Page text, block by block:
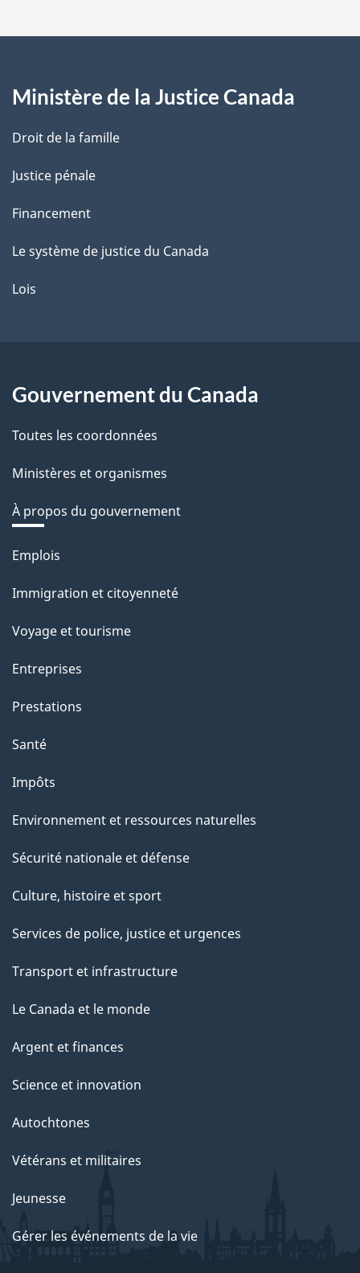
a
e
Ministère de la Justice Canada
Droit de la famille
Justice pénale
Financement
Le système de justice du Canada
Lois
Gouvernement du Canada
Toutes les coordonnées
Ministères et organismes
À propos du gouvernement
Thèmes
sujets
Emplois
Immigration et citoyenneté
Voyage et tourisme
Entreprises
Prestations
Santé
Impôts
Environnement et ressources naturelles
Sécurité nationale et défense
Culture, histoire et sport
Services de police, justice et urgences
Transport et infrastructure
Le Canada et le monde
Argent et finances
Science et innovation
Autochtones
Vétérans et militaires
Jeunesse
Gérer les événements de la vie